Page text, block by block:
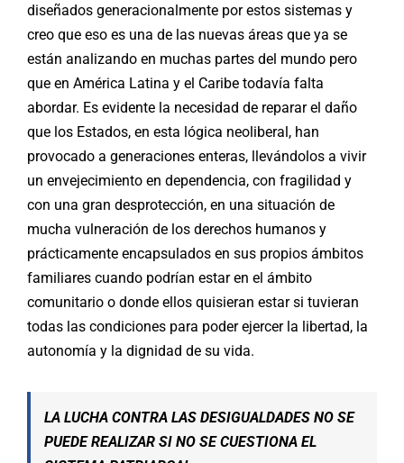
diseñados generacionalmente por estos sistemas y
creo que eso es una de las nuevas áreas que ya se
están analizando en muchas partes del mundo pero
que en América Latina y el Caribe todavía falta
abordar. Es evidente la necesidad de reparar el daño
que los Estados, en esta lógica neoliberal, han
provocado a generaciones enteras, llevándolos a vivir
un envejecimiento en dependencia, con fragilidad y
con una gran desprotección, en una situación de
mucha vulneración de los derechos humanos y
prácticamente encapsulados en sus propios ámbitos
familiares cuando podrían estar en el ámbito
comunitario o donde ellos quisieran estar si tuvieran
todas las condiciones para poder ejercer la libertad, la
autonomía y la dignidad de su vida.
LA LUCHA CONTRA LAS DESIGUALDADES NO SE
PUEDE REALIZAR SI NO SE CUESTIONA EL